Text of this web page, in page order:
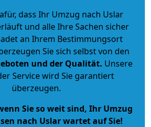
dass Ihr Umzug nach Uslar
und alle Ihre Sachen sicher
an Ihrem Bestimmungsort
Sie sich selbst von den
und der Qualität. Unsere
Service wird Sie garantiert
überzeugen.
Sie so weit sind, Ihr Umzug
nach Uslar wartet auf Sie!